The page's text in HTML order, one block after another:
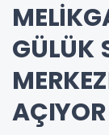
GÜLÜK
AÇIYOR